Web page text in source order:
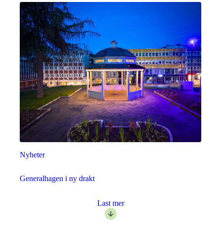
Nyheter
Generalhagen i ny drakt
Last mer